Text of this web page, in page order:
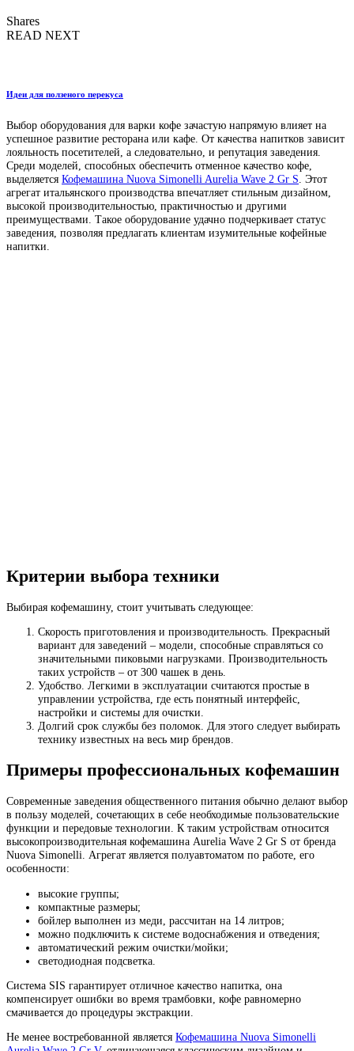
Shares
READ NEXT
Идеи для ползеного перекуса
Выбор оборудования для варки кофе зачастую напрямую влияет на
успешное развитие ресторана или кафе. От качества напитков зависит
лояльность посетителей, а следовательно, и репутация заведения.
Среди моделей, способных обеспечить отменное качество кофе,
выделяется Кофемашина Nuova Simonelli Aurelia Wave 2 Gr S . Этот
агрегат итальянского производства впечатляет стильным дизайном,
высокой производительностью, практичностью и другими
преимуществами. Такое оборудование удачно подчеркивает статус
заведения, позволяя предлагать клиентам изумительные кофейные
напитки.
Критерии выбора техники
Выбирая кофемашину, стоит учитывать следующее:
Скорость приготовления и производительность. Прекрасный
вариант для заведений – модели, способные справляться со
значительными пиковыми нагрузками. Производительность
таких устройств – от 300 чашек в день.
Удобство. Легкими в эксплуатации считаются простые в
управлении устройства, где есть понятный интерфейс,
настройки и системы для очистки.
Долгий срок службы без поломок. Для этого следует выбирать
технику известных на весь мир брендов.
Примеры профессиональных кофемашин
Современные заведения общественного питания обычно делают выбор
в пользу моделей, сочетающих в себе необходимые пользовательские
функции и передовые технологии. К таким устройствам относится
высокопроизводительная кофемашина Aurelia Wave 2 Gr S от бренда
Nuova Simonelli. Агрегат является полуавтоматом по работе, его
особенности:
высокие группы;
компактные размеры;
бойлер выполнен из меди, рассчитан на 14 литров;
можно подключить к системе водоснабжения и отведения;
автоматический режим очистки/мойки;
светодиодная подсветка.
Система SIS гарантирует отличное качество напитка, она
компенсирует ошибки во время трамбовки, кофе равномерно
смачивается до процедуры экстракции.
Не менее востребованной является Кофемашина Nuova Simonelli